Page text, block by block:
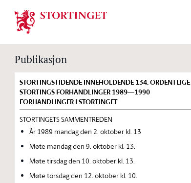
Stortinget.no
Publikasjon
STORTINGSTIDENDE INNEHOLDENDE 134. ORDENTLIGE
STORTINGS FORHANDLINGER 1989—1990
FORHANDLINGER I STORTINGET
STORTINGETS SAMMENTREDEN
År 1989 mandag den 2. oktober kl. 13
Møte mandag den 9. oktober kl. 13.
Møte tirsdag den 10. oktober kl. 13.
Møte torsdag den 12. oktober kl. 10.